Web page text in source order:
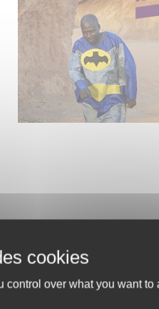
over what you want to